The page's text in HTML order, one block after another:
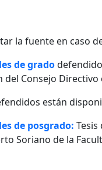
la fuente en caso
de grado
del Consejo
están
de posgrado:
Soriano de la